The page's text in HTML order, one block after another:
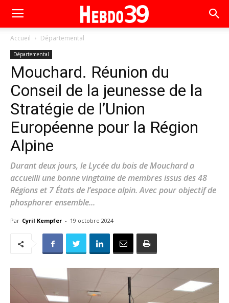
Accueil Départemental
Départemental
Mouchard. Réunion du
Conseil de la jeunesse de la
Stratégie de l’Union
Européenne pour la Région
Alpine
Durant deux jours, le Lycée du bois de Mouchard a
accueilli une bonne vingtaine de membres issus des 48
Régions et 7 États de l’espace alpin. Avec pour objectif de
phosphorer ensemble...
Par Cyril Kempfer - 19 octobre 2024